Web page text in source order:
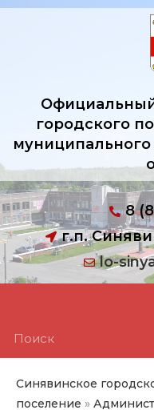
городского
8
г.п.
lo-
Синявинское
поселение »